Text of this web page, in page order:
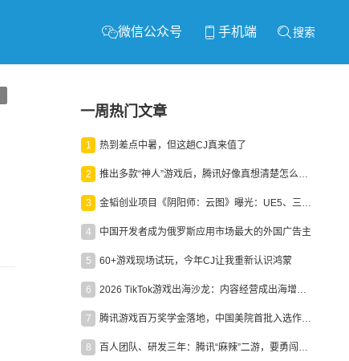
微信公众号 手机端 搜索
一周热门文章
1 热到差点中暑，但这趟CJ真来值了
2 推出多款“神人”游戏后，腾讯好像真想清楚怎么做二次元了
3 金韬创业项目《阴阳师：云图》曝光：UE5、三端互通、ARPG
4 中国开发者成为俄罗斯应用市场最大的外国广告主
5 60+游戏现场试玩，今年CJ让我重新认识鸿蒙
6 2026 TikTok游戏出海沙龙：内容经营成出海增长新引擎
7 腾讯游戏百万奖学金落地，中国美院首批入选作品获业内关注
8 百人团队、研发三年：腾讯“麻辣”二游，要勇闯男性恋爱市场